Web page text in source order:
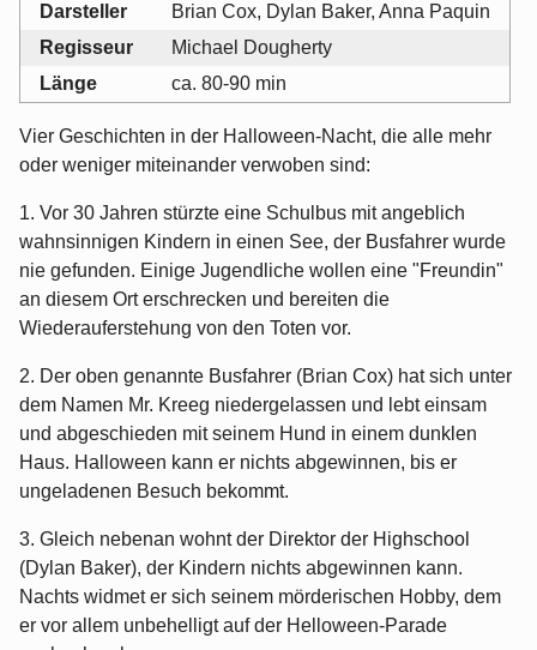
Darsteller
Brian Cox, Dylan Baker, Anna Paquin
Regisseur
Michael Dougherty
Länge
ca. 80-90 min
Vier Geschichten in der Halloween-Nacht, die alle mehr
oder weniger miteinander verwoben sind:
1. Vor 30 Jahren stürzte eine Schulbus mit angeblich
wahnsinnigen Kindern in einen See, der Busfahrer wurde
nie gefunden. Einige Jugendliche wollen eine "Freundin"
an diesem Ort erschrecken und bereiten die
Wiederauferstehung von den Toten vor.
2. Der oben genannte Busfahrer (Brian Cox) hat sich unter
dem Namen Mr. Kreeg niedergelassen und lebt einsam
und abgeschieden mit seinem Hund in einem dunklen
Haus. Halloween kann er nichts abgewinnen, bis er
ungeladenen Besuch bekommt.
3. Gleich nebenan wohnt der Direktor der Highschool
(Dylan Baker), der Kindern nichts abgewinnen kann.
Nachts widmet er sich seinem mörderischen Hobby, dem
er vor allem unbehelligt auf der Helloween-Parade